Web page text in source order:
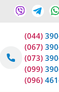
(044)
(067)
(073)
(099)
(096)